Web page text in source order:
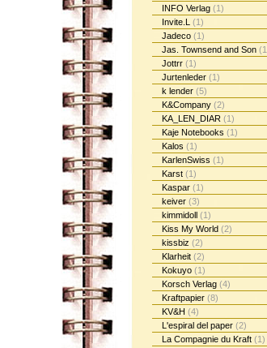
INFO Verlag (1)
Invite.L (1)
Jadeco (1)
Jas. Townsend and Son
Jottrr (1)
Jurtenleder (1)
k lender (5)
K&Company (2)
KA_LEN_DIAR (1)
Kaje Notebooks (1)
Kalos (1)
KarlenSwiss (1)
Karst (1)
Kaspar (1)
keiver (3)
kimmidoll (1)
Kiss My World (2)
kissbiz (2)
Klarheit (2)
Kokuyo (1)
Korsch Verlag (4)
Kraftpapier (8)
KV&H (4)
L'espiral del paper (2)
La Compagnie du Kraft (1)